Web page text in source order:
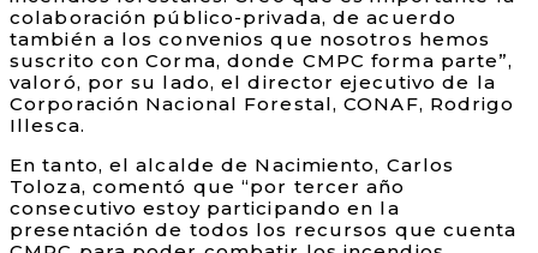
colaboración público-privada, de acuerdo
también a los convenios que nosotros hemos
suscrito con Corma, donde CMPC forma parte”,
valoró, por su lado, el director ejecutivo de la
Corporación Nacional Forestal, CONAF, Rodrigo
Illesca.
En tanto, el alcalde de Nacimiento, Carlos
Toloza, comentó que “por tercer año
consecutivo estoy participando en la
presentación de todos los recursos que cuenta